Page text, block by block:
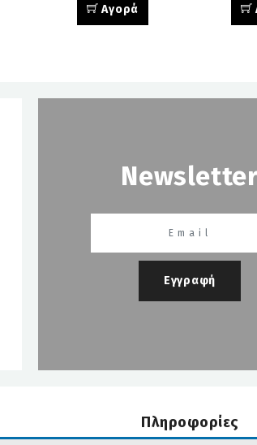
Αγορά
Newsletter
Εγγραφή
Πληροφορίες